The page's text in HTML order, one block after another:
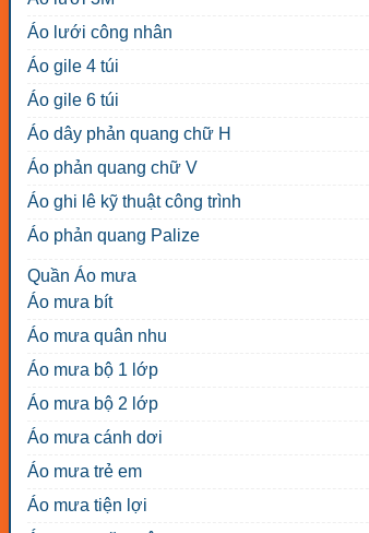
Áo lưới công nhân
Áo gile 4 túi
Áo gile 6 túi
Áo dây phản quang chữ H
Áo phản quang chữ V
Áo ghi lê kỹ thuật công trình
Áo phản quang Palize
Quần Áo mưa
Áo mưa bít
Áo mưa quân nhu
Áo mưa bộ 1 lớp
Áo mưa bộ 2 lớp
Áo mưa cánh dơi
Áo mưa trẻ em
Áo mưa tiện lợi